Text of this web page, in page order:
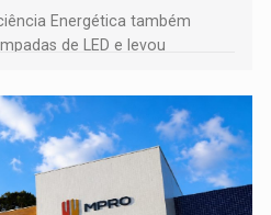
Energética também
de LED e levou